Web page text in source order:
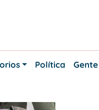
Política Gente